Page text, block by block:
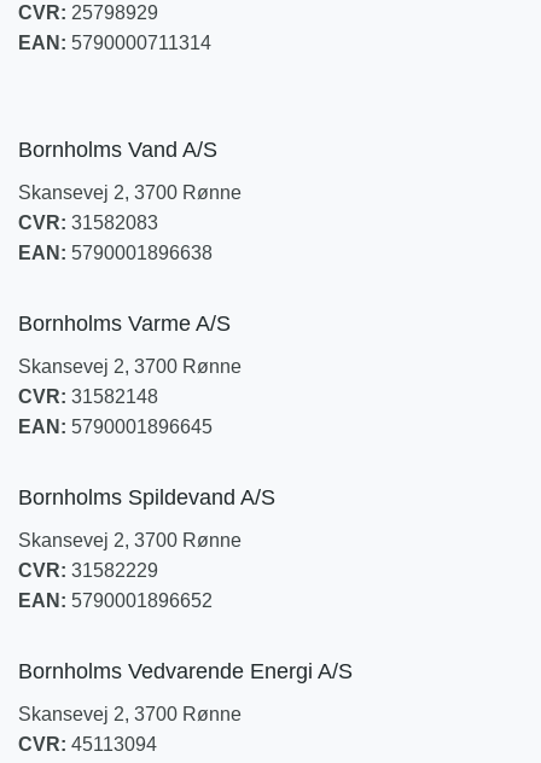
CVR: 25798929
EAN: 5790000711314
Bornholms Vand A/S
Skansevej 2, 3700 Rønne
CVR: 31582083
EAN: 5790001896638
Bornholms Varme A/S
Skansevej 2, 3700 Rønne
CVR: 31582148
EAN: 5790001896645
Bornholms Spildevand A/S
Skansevej 2, 3700 Rønne
CVR: 31582229
EAN: 5790001896652
Bornholms Vedvarende Energi A/S
Skansevej 2, 3700 Rønne
CVR: 45113094